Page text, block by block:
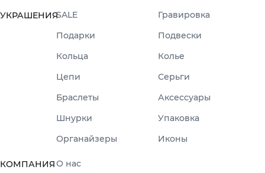
УКРАШЕНИЯSALE
Гравировка
Подарки
Подвески
Кольца
Колье
Цепи
Серьги
Браслеты
Аксессуары
Шнурки
Упаковка
Органайзеры
Иконы
КОМПАНИЯО нас